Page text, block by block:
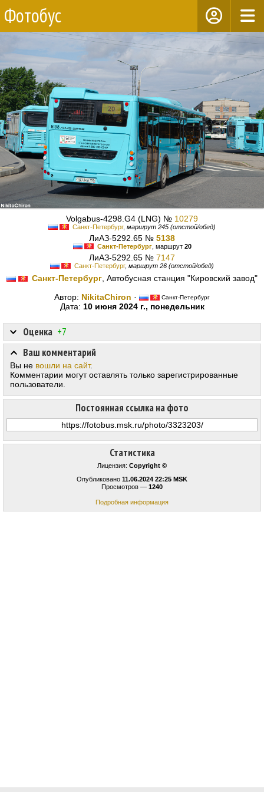
Фотобус
Volgabus-4298.G4 (LNG) № 10279
Санкт-Петербург, маршрут 245 (отстой/обед)
ЛиАЗ-5292.65 № 5138
Санкт-Петербург, маршрут 20
ЛиАЗ-5292.65 № 7147
Санкт-Петербург, маршрут 26 (отстой/обед)
Санкт-Петербург, Автобусная станция "Кировский завод"
Автор: NikitaChiron · Санкт-Петербург
Дата: 10 июня 2024 г., понедельник
Статистика
Лицензия: Copyright ©
Опубликовано 11.06.2024 22:25 MSK
Просмотров — 1240
Подробная информация
Оценка +7
Постоянная ссылка на фото
Ваш комментарий
Вы не вошли на сайт.
Комментарии могут оставлять только зарегистрированные
пользователи.